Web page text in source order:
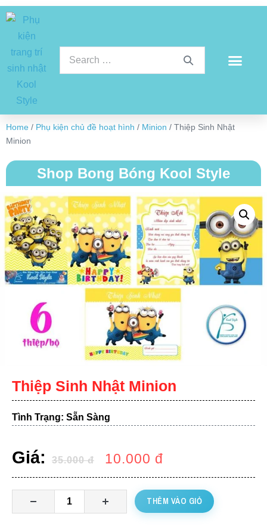
Home / Phụ kiện chủ đề hoạt hình / Minion / Thiệp Sinh Nhật
Minion
Shop Bong Bóng Kool Style
Thiệp Sinh Nhật Minion
Tình Trạng: Sẵn Sàng
Giá: 35.000đ 10.000 đ
THÊM VÀO GIỎ